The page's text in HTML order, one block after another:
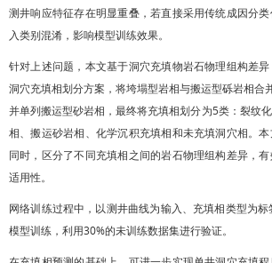
测井响应特征存在明显重叠，若直接采用传统成因分
入类别混淆，影响模型训练效果。
针对上述问题，本文基于洞穴充填物岩石物理组构差
洞穴充填相划分方案，将垮塌型岩相与搬运型砾岩相合
并单列搬运型砂岩相，最终将充填相划分为5类：裂纹
相、搬运砂岩相、化学沉积充填相和未充填洞穴相。
同时，区分了不同充填相之间的岩石物理组构差异，
适用性。
网络训练过程中，以测井曲线为输入、充填相类型为
模型训练，利用30%的未训练数据集进行验证。